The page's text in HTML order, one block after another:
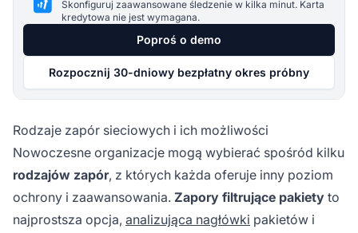
Skonfiguruj zaawansowane śledzenie w kilka minut. Karta
kredytowa nie jest wymagana.
Poproś o demo
Rozpocznij 30-dniowy bezpłatny okres próbny
Rodzaje zapór sieciowych i ich możliwości
Nowoczesne organizacje mogą wybierać spośród kilku
rodzajów zapór, z których każda oferuje inny poziom
ochrony i zaawansowania. Zapory filtrujące pakiety to
najprostsza opcja, analizująca nagłówki pakietów i